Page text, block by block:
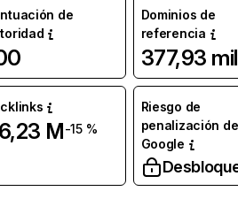
de
Dominios de
referencia
377,93 mil
M-15 %
Riesgo de
penalización de
Google